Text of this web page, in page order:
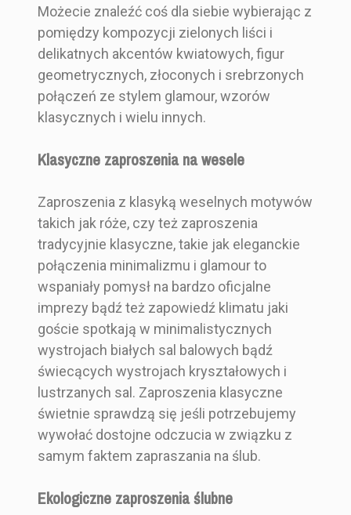
Możecie znaleźć coś dla siebie wybierając z
pomiędzy kompozycji zielonych liści i
delikatnych akcentów kwiatowych, figur
geometrycznych, złoconych i srebrzonych
połączeń ze stylem glamour, wzorów
klasycznych i wielu innych.
Klasyczne zaproszenia na wesele
Zaproszenia z klasyką weselnych motywów
takich jak róże, czy też zaproszenia
tradycyjnie klasyczne, takie jak eleganckie
połączenia minimalizmu i glamour to
wspaniały pomysł na bardzo oficjalne
imprezy bądź też zapowiedź klimatu jaki
goście spotkają w minimalistycznych
wystrojach białych sal balowych bądź
świecących wystrojach kryształowych i
lustrzanych sal. Zaproszenia klasyczne
świetnie sprawdzą się jeśli potrzebujemy
wywołać dostojne odczucia w związku z
samym faktem zapraszania na ślub.
Ekologiczne zaproszenia ślubne